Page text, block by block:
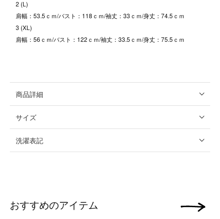
2 (L)
肩幅：53.5ｃｍ/バスト：118ｃｍ/袖丈：33ｃｍ/身丈：74.5ｃｍ
3 (XL)
肩幅：56ｃｍ/バスト：122ｃｍ/袖丈：33.5ｃｍ/身丈：75.5ｃｍ
商品詳細
サイズ
洗濯表記
おすすめのアイテム 次の画像